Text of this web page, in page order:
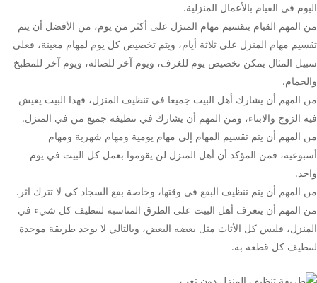
اليوم في القيام بالأعمال المنزلية.
من المهم القيام بتقسيم مهام المنزل على أكثر من يوم، من الأفضل أن يتم
تقسيم مهام المنزل على ثلاثة أيام، ويتم تخصيص كل يوم لمهام معينة، فعلى
سبيل المثال يمكن تخصيص يوم للغرف، ويوم آخر للصالة، ويوم آخر للمطبخ
والحمام.
من المهم أن يشارك أهل البيت جميعا في تنظيف المنزل، فهذا البيت يعيش
فيه الزوج والابناء، ومن المهم أن يشارك في تنظيفه جميع من في المنزل.
من المهم أن يتم تقسيم المهام إلى مهام يومية ومهام شهرية ومهام
أسبوعية، فمن المؤكد أن أهل المنزل لن يقوموا بعمل كل البيت في يوم
واحد.
من المهم أن يتم تنظيف البقع في وقتها، وخاصة بقع السجاد كي لا تترك اثر.
من المهم أن يتعرف أهل البيت على الطرق المناسبة لتنظيف كل شيء في
المنزل، فليس كل الأثاث مثل بعضه البعض، وبالتالي لا يوجد طريقة موحدة
لتنظيف كل قطعة به.